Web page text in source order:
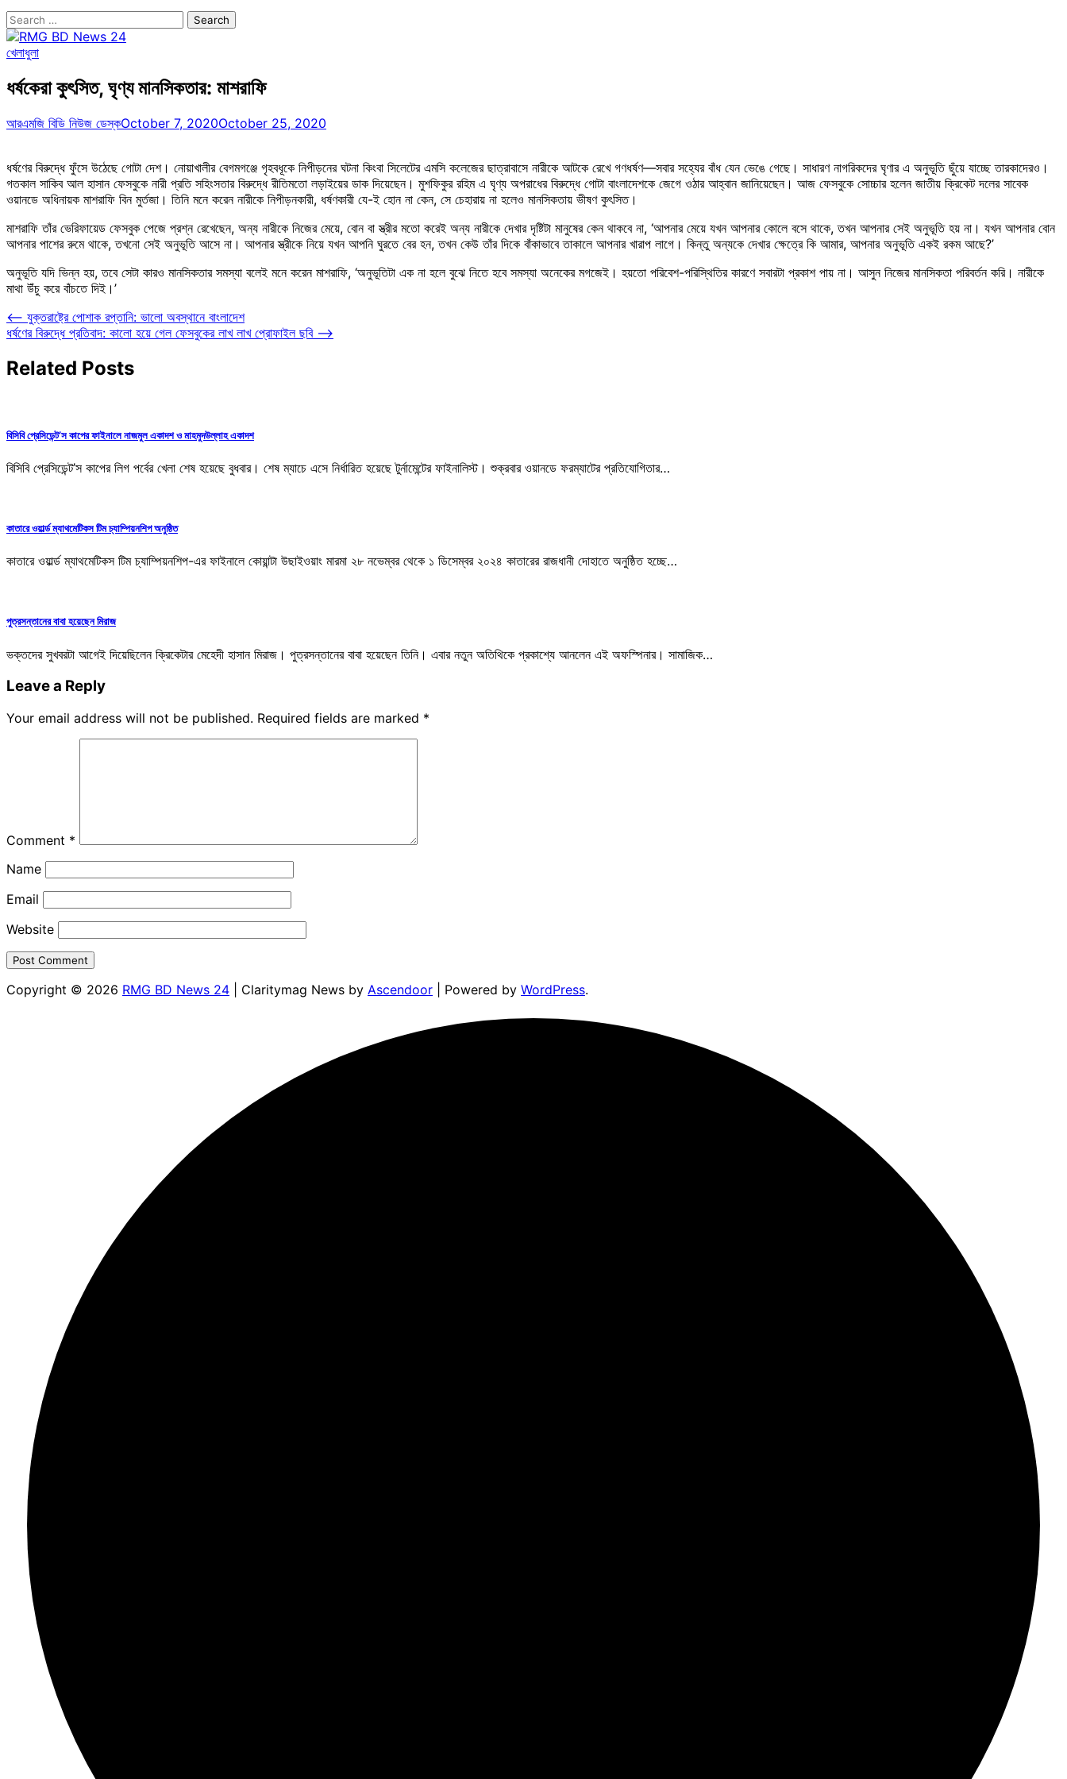
Search
for:
খেলাধুলা
ধর্ষকেরা কুৎসিত, ঘৃণ্য মানসিকতার: মাশরাফি
আরএমজি বিডি নিউজ ডেস্কOctober 7, 2020October 25, 2020
ধর্ষণের বিরুদ্ধে ফুঁসে উঠেছে গোটা দেশ। নোয়াখালীর বেগমগঞ্জে গৃহবধূকে নিপীড়নের ঘটনা কিংবা সিলেটের এমসি কলেজের ছাত্রাবাসে নারীকে আটকে রেখে গণধর্ষণ—সবার সহ্যের বাঁধ যেন ভেঙে গেছে। সাধারণ নাগরিকদের ঘৃণার এ অনুভূতি ছুঁয়ে যাচ্ছে তারকাদেরও।
গতকাল সাকিব আল হাসান ফেসবুকে নারী প্রতি সহিংসতার বিরুদ্ধে রীতিমতো লড়াইয়ের ডাক দিয়েছেন। মুশফিকুর রহিম এ ঘৃণ্য অপরাধের বিরুদ্ধে গোটা বাংলাদেশকে জেগে ওঠার আহ্বান জানিয়েছেন। আজ ফেসবুকে সোচ্চার হলেন জাতীয় ক্রিকেট দলের সাবেক
ওয়ানডে অধিনায়ক মাশরাফি বিন মুর্তজা। তিনি মনে করেন নারীকে নিপীড়নকারী, ধর্ষণকারী যে-ই হোন না কেন, সে চেহারায় না হলেও মানসিকতায় ভীষণ কুৎসিত।
মাশরাফি তাঁর ভেরিফায়েড ফেসবুক পেজে প্রশ্ন রেখেছেন, অন্য নারীকে নিজের মেয়ে, বোন বা স্ত্রীর মতো করেই অন্য নারীকে দেখার দৃষ্টিটা মানুষের কেন থাকবে না, ‘আপনার মেয়ে যখন আপনার কোলে বসে থাকে, তখন আপনার সেই অনুভূতি হয় না। যখন আপনার বোন
আপনার পাশের রুমে থাকে, তখনো সেই অনুভূতি আসে না। আপনার স্ত্রীকে নিয়ে যখন আপনি ঘুরতে বের হন, তখন কেউ তাঁর দিকে বাঁকাভাবে তাকালে আপনার খারাপ লাগে। কিন্তু অন্যকে দেখার ক্ষেত্রে কি আমার, আপনার অনুভূতি একই রকম আছে?’
অনুভূতি যদি ভিন্ন হয়, তবে সেটা কারও মানসিকতার সমস্যা বলেই মনে করেন মাশরাফি, ‘অনুভূতিটা এক না হলে বুঝে নিতে হবে সমস্যা অনেকের মগজেই। হয়তো পরিবেশ-পরিস্থিতির কারণে সবারটা প্রকাশ পায় না। আসুন নিজের মানসিকতা পরিবর্তন করি। নারীকে
মাথা উঁচু করে বাঁচতে দিই।’
Post
navigation
⟵ যুক্তরাষ্ট্রে পোশাক রপ্তানি: ভালো অবস্থানে বাংলাদেশ
ধর্ষণের বিরুদ্ধে প্রতিবাদ: কালো হয়ে গেল ফেসবুকের লাখ লাখ প্রোফাইল ছবি ⟶
Related Posts
বিসিবি প্রেসিডেন্ট’স কাপের ফাইনালে নাজমুল একাদশ ও মাহমুদউল্লাহ একাদশ
বিসিবি প্রেসিডেন্ট’স কাপের লিগ পর্বের খেলা শেষ হয়েছে বুধবার। শেষ ম্যাচে এসে নির্ধারিত হয়েছে টুর্নামেন্টের ফাইনালিস্ট। শুক্রবার ওয়ানডে ফরম্যাটের প্রতিযোগিতার…
কাতারে ওয়ার্ল্ড ম্যাথমেটিকস টিম চ্যাম্পিয়নশিপ অনুষ্ঠিত
কাতারে ওয়ার্ল্ড ম্যাথমেটিকস টিম চ্যাম্পিয়নশিপ-এর ফাইনালে কোয়ান্টা উছাইওয়াং মারমা ২৮ নভেম্বর থেকে ১ ডিসেম্বর ২০২৪ কাতারের রাজধানী দোহাতে অনুষ্ঠিত হচ্ছে…
পুত্রসন্তানের বাবা হয়েছেন মিরাজ
ভক্তদের সুখবরটা আগেই দিয়েছিলেন ক্রিকেটার মেহেদী হাসান মিরাজ। পুত্রসন্তানের বাবা হয়েছেন তিনি। এবার নতুন অতিথিকে প্রকাশ্যে আনলেন এই অফস্পিনার। সামাজিক…
Leave a Reply
Your email address will not be published. Required fields are marked *
Comment *
Name
Email
Website
Copyright © 2026 RMG BD News 24 | Claritymag News by Ascendoor | Powered by WordPress.